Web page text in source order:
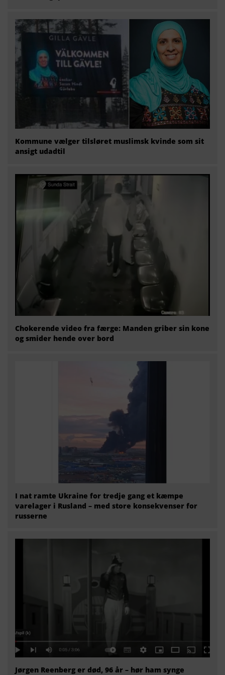
Kommune vælger tilsløret muslimsk kvinde som sit
ansigt udadtil
Chokerende video fra færge: Manden griber sin kone
og smider hende over bord
I nat ramte Ukraine for tredje gang et kæmpe
varelager i Rusland – med store konsekvenser for
russerne
Jørgen Reenberg er død, 96 år – hør ham synge